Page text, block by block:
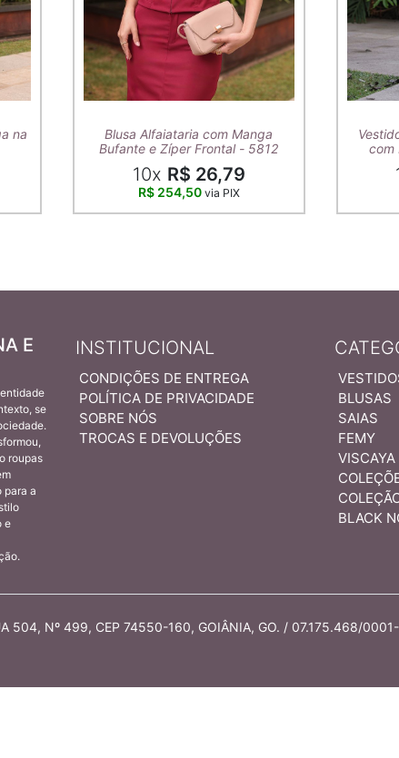
na
Blusa Alfaiataria com Manga
Bufante e Zíper Frontal - 5812
10x R$ 26,79
R$ 254,50 via PIX
com
INSTITUCIONAL
CONDIÇÕES DE ENTREGA
POLÍTICA DE PRIVACIDADE
SOBRE NÓS
TROCAS E DEVOLUÇÕES
BLUSAS
SAIAS
FEMY
VISCAYA
BLACK
E
se
roupas
para a
e
504, Nº 499, CEP 74550-160, GOIÂNIA, GO. / 07.175.468/